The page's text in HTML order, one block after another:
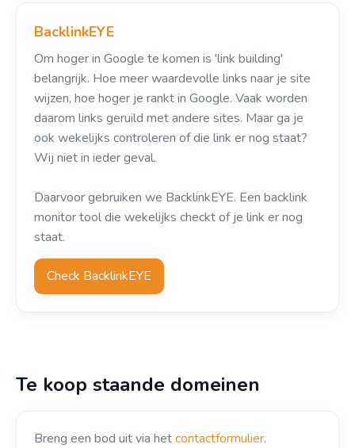
BacklinkEYE
Om hoger in Google te komen is 'link building'
belangrijk. Hoe meer waardevolle links naar je site
wijzen, hoe hoger je rankt in Google. Vaak worden
daarom links geruild met andere sites. Maar ga je
ook wekelijks controleren of die link er nog staat?
Wij niet in ieder geval.
Daarvoor gebruiken we BacklinkEYE. Een backlink
monitor tool die wekelijks checkt of je link er nog
staat.
Check BacklinkEYE
Te koop staande domeinen
Breng een bod uit via hetcontactformulier.